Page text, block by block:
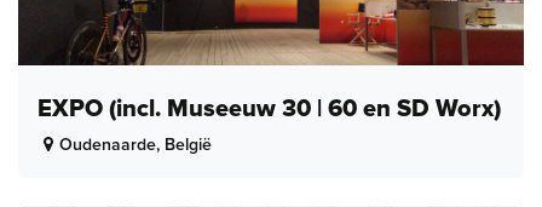
EXPO (incl. Museeuw 30 | 60 en SD Worx)
Oudenaarde, België